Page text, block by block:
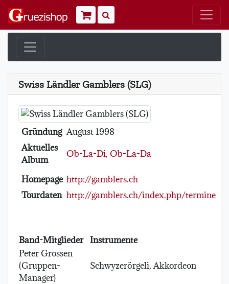
Warenkorb
Swiss Ländler Gamblers (SLG)
Gründung August 1998
Aktuelles
Album
Ob-La-Di, Ob-La-Da
Homepage http://gamblers.ch
Tourdaten http://gamblers.ch/index.php/termine
Band-Mitglieder Instrumente
Peter Grossen
(Gruppen-
Manager)
Schwyzerörgeli, Akkordeon